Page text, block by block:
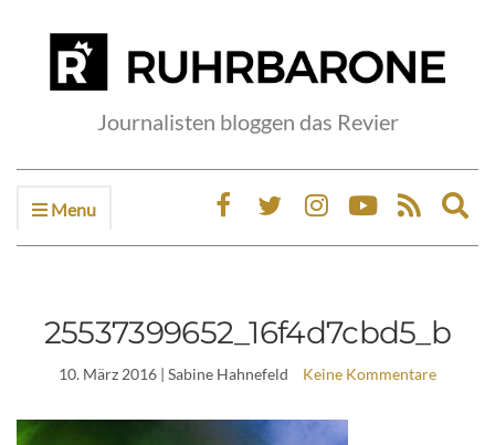
Journalisten bloggen das Revier
Menu
25537399652_16f4d7cbd5_b
10. März 2016 | Sabine Hahnefeld Keine Kommentare